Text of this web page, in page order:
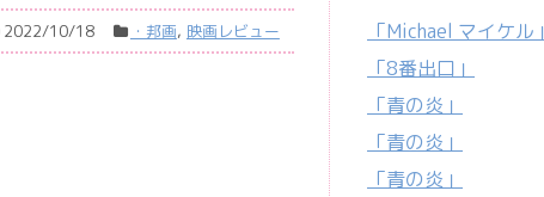
2022/10/18 ・邦画, 映画レビュー
「Michael マイケル」
「8番出口」
「青の炎」
「青の炎」
「青の炎」